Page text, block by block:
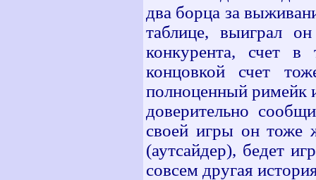
два борца за
таблице, выиграл
конкурента, счет
концовкой счет
полноценный римейк
доверительно
своей игры он тоже
(аутсайдер), бедет
совсем другая